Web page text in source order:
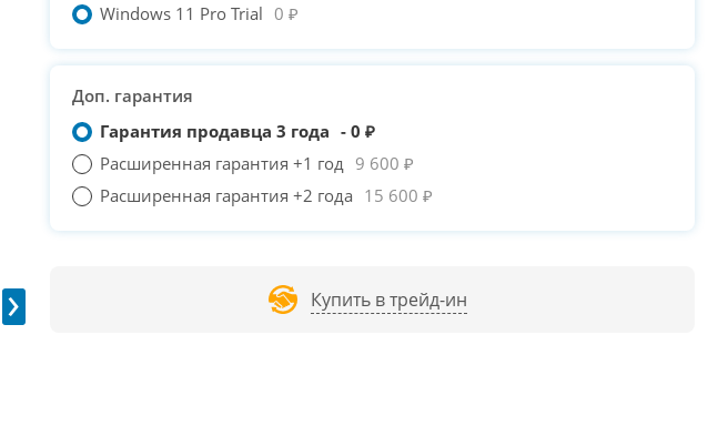
›
Windows 11 Pro Trial 0 ₽
Доп. гарантия
Гарантия продавца 3 года - 0 ₽
Расширенная гарантия +1 год 9 600 ₽
Расширенная гарантия +2 года 15 600 ₽
Купить в трейд-ин